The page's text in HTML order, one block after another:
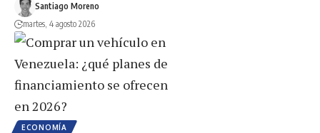
Santiago Moreno
martes, 4 agosto 2026
ECONOMÍA